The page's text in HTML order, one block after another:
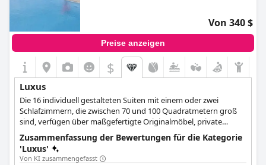
Von 340 $
Preise anzeigen
$
Luxus
Die 16 individuell gestalteten Suiten mit einem oder zwei
Schlafzimmern, die zwischen 70 und 100 Quadratmetern groß
sind, verfügen über maßgefertigte Originalmöbel, private
Verandas, ein Spa und private Swimmingpools.
Zusammenfassung der Bewertungen für die Kategorie
'Luxus'
Von KI zusammengefasst